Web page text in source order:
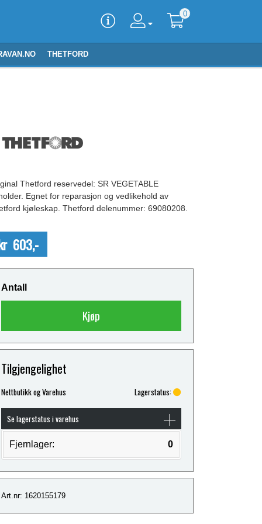
0
THETFORD
Thetford reservedel: SR VEGETABLE
Egnet for reparasjon og vedlikehold av
kjøleskap. Thetford delenummer: 69080208.
603,-
Antall
Kjøp
Tilgjengelighet
Nettbutikk og Varehus Lagerstatus:
Se lagerstatus i varehus
Fjernlager: 0
Art.nr: 1620155179